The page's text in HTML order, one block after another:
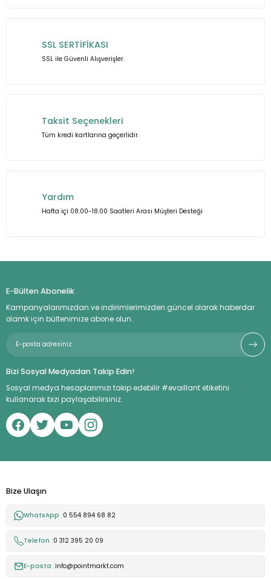
Ürün fiyatı diğer sitelerden daha pahalı.
SSL SERTİFİKASI
SSL ile Güvenli Alışverişler.
Taksit Seçenekleri
Tüm kredi kartlarına geçerlidir.
Yardım
Hafta içi 08.00-18.00 Saatleri Arası Müşteri Desteği
E-Bülten Abonelik
Kampanyalarımızdan ve indirimlerimizden güncel olarak haberdar
olamk için bültenimize abone olun.
Bizi Sosyal Medyadan Takip Edin!
Sosyal medya hesaplarımızı takip edebilir #evaillant etiketini
kullanarak bizi paylaşabilirsiniz.
Bize Ulaşın
WhatsApp :0 554 894 68 82
Telefon :0 312 395 20 09
E-posta :info@pointmarkt.com